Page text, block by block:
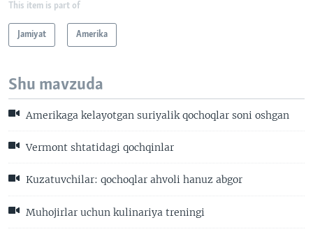
This item is part of
Jamiyat Amerika
Shu mavzuda
Amerikaga kelayotgan suriyalik qochoqlar soni oshgan
Vermont shtatidagi qochqinlar
Kuzatuvchilar: qochoqlar ahvoli hanuz abgor
Muhojirlar uchun kulinariya treningi